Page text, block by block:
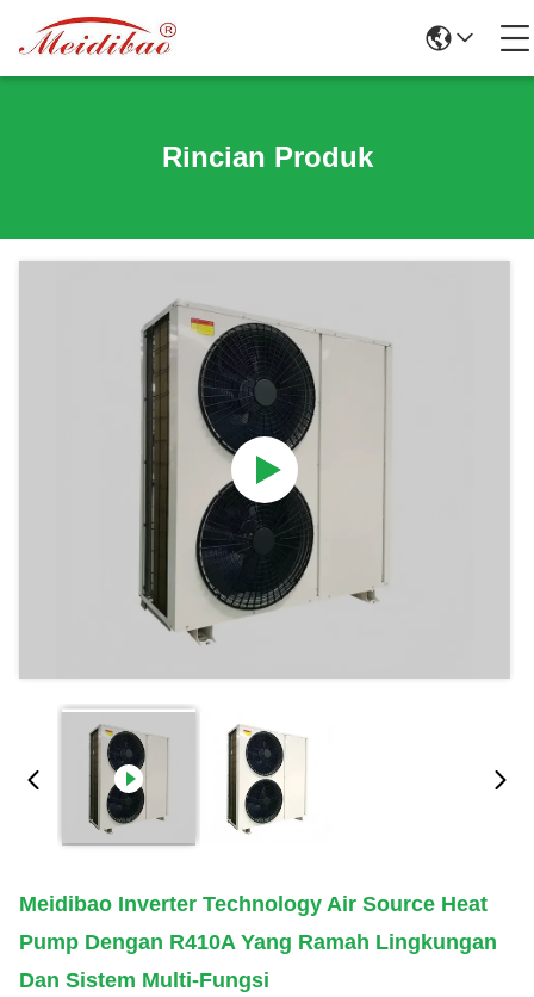
Rincian Produk
Meidibao Inverter Technology Air Source Heat
Pump Dengan R410A Yang Ramah Lingkungan
Dan Sistem Multi-Fungsi